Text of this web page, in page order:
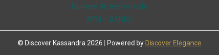
Numere de telefon utile
ATM – BANKS
© Discover Kassandra 2026 | Powered by Discover Elegance